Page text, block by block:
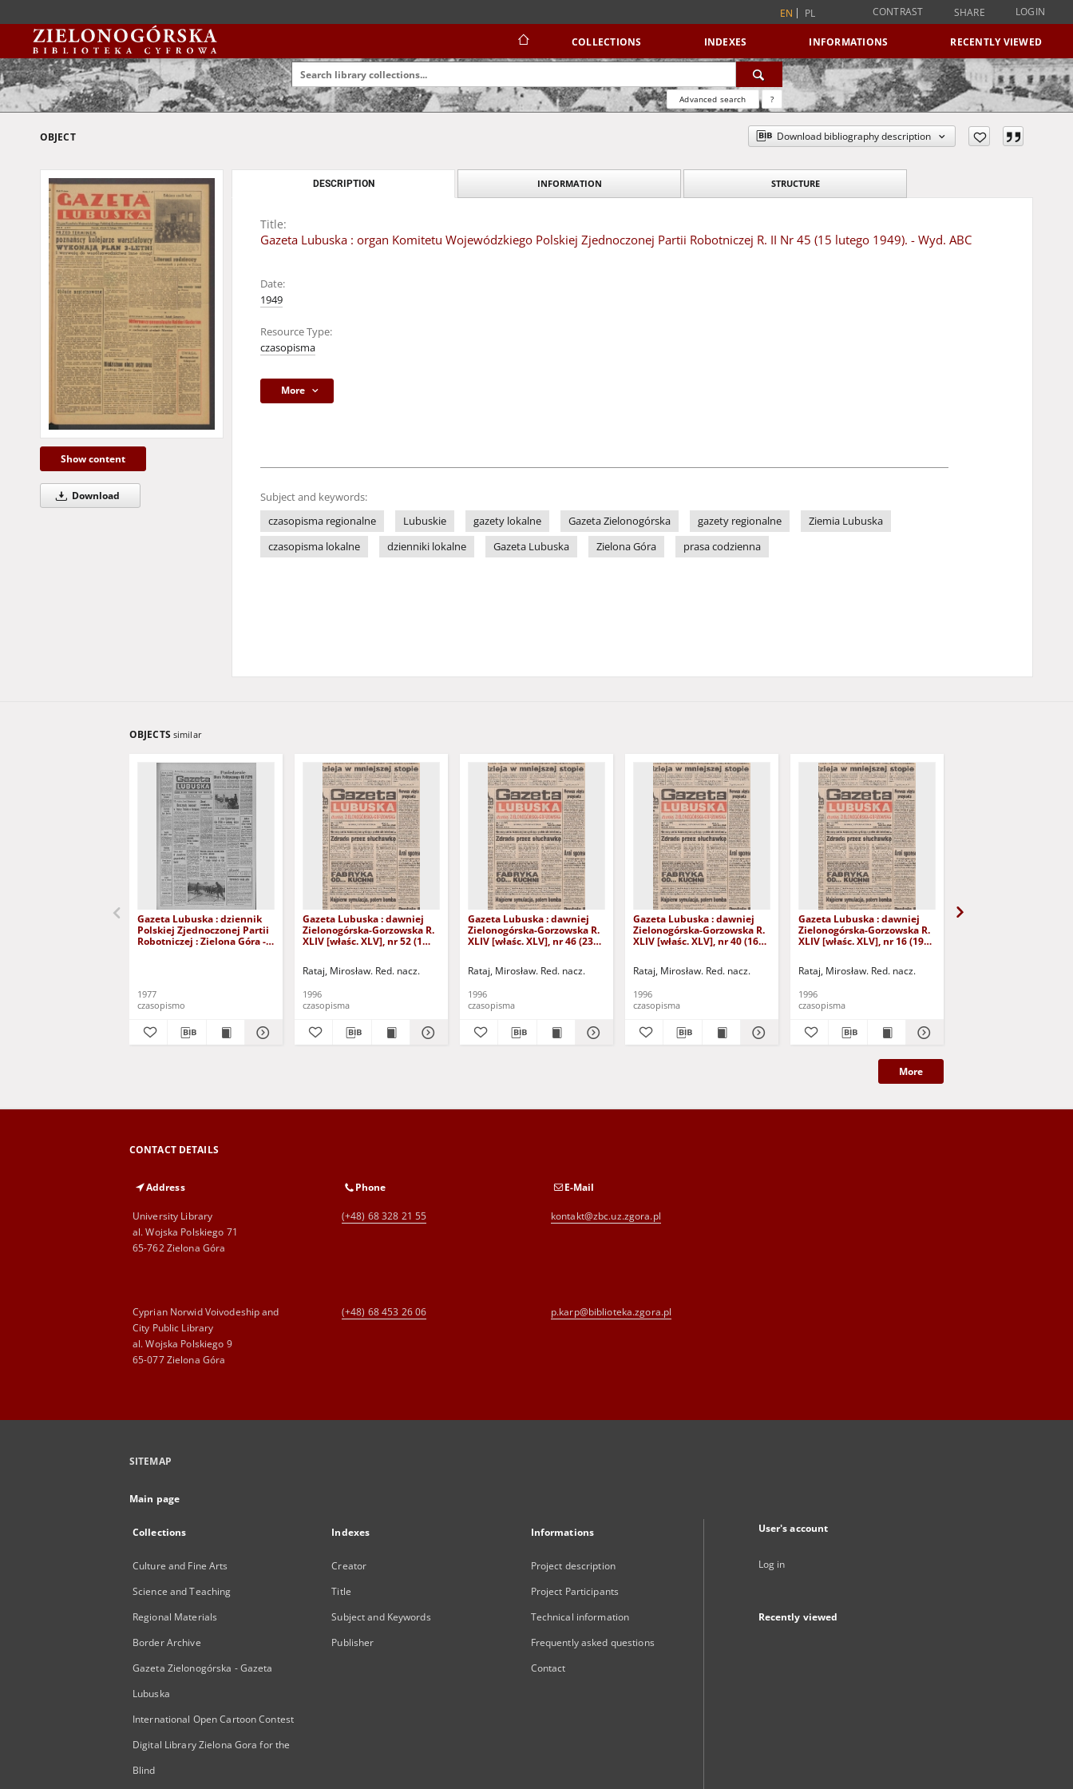
EN PL CONTRAST SHARE LOGIN
COLLECTIONS INDEXES INFORMATIONS RECENTLY VIEWED
Advanced search ?
OBJECT Download bibliography description
Show content
Download
DESCRIPTION INFORMATION STRUCTURE
Title:
Gazeta Lubuska : organ Komitetu Wojewódzkiego Polskiej Zjednoczonej Partii Robotniczej R. II Nr 45 (15 lutego 1949). - Wyd. ABC
Date:
1949
Resource Type:
czasopisma
More
Subject and keywords:
czasopisma regionalne
Lubuskie gazety lokalne Gazeta Zielonogórska gazety regionalne
Ziemia Lubuska
czasopisma lokalne
dzienniki lokalne Gazeta Lubuska Zielona Góra prasa codzienna
OBJECTS similar
Gazeta Lubuska : dziennik
Polskiej Zjednoczonej Partii
Robotniczej : Zielona Góra -
1977
czasopismo
Gazeta Lubuska : dawniej
Zielonogórska-Gorzowska R.
XLIV [właśc. XLV], nr 52 (1
Rataj, Mirosław. Red. nacz.
1996
czasopisma
Gazeta Lubuska : dawniej
Zielonogórska-Gorzowska R.
XLIV [właśc. XLV], nr 46 (23
Rataj, Mirosław. Red. nacz.
1996
czasopisma
Gazeta Lubuska : dawniej
Zielonogórska-Gorzowska R.
XLIV [właśc. XLV], nr 40 (16
Rataj, Mirosław. Red. nacz.
1996
czasopisma
Gazeta Lubuska : dawniej
Zielonogórska-Gorzowska R.
XLIV [właśc. XLV], nr 16 (19
Rataj, Mirosław. Red. nacz.
1996
czasopisma
More
CONTACT DETAILS
Address
University Library
al. Wojska Polskiego 71
65-762 Zielona Góra
Phone
(+48) 68 328 21 55
E-Mail
kontakt@zbc.uz.zgora.pl
Cyprian Norwid Voivodeship and
City Public Library
al. Wojska Polskiego 9
65-077 Zielona Góra
(+48) 68 453 26 06 p.karp@biblioteka.zgora.pl
SITEMAP
Main page
Collections
Culture and Fine Arts
Science and Teaching
Regional Materials
Border Archive
Gazeta Zielonogórska - Gazeta
Lubuska
International Open Cartoon Contest
Digital Library Zielona Gora for the
Blind
Indexes
Creator
Title
Subject and Keywords
Publisher
Informations
Project description
Project Participants
Technical information
Frequently asked questions
Contact
User's account
Log in
Recently viewed